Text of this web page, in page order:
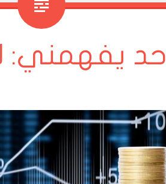
حد يفهمني: